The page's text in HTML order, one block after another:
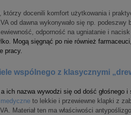
którzy docenili komfort użytkowania i
od dawna wykonywało się np.
odporność na ugniatanie i
Mogą sięgnąć po nie również
pracy.
wspólnego z klasycznymi
ich nazwa wywodzi się od dość
to lekkie i przewiewne klapki z
Materiał ten ma właściwości